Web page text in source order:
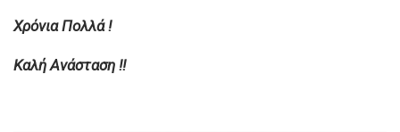
Χρόνια Πολλά !
Καλή Ανάσταση !!